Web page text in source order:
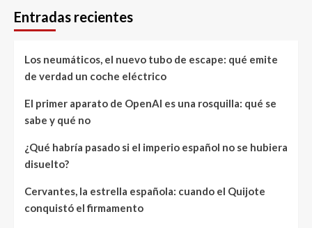
Entradas recientes
Los neumáticos, el nuevo tubo de escape: qué emite
de verdad un coche eléctrico
El primer aparato de OpenAI es una rosquilla: qué se
sabe y qué no
¿Qué habría pasado si el imperio español no se hubiera
disuelto?
Cervantes, la estrella española: cuando el Quijote
conquistó el firmamento